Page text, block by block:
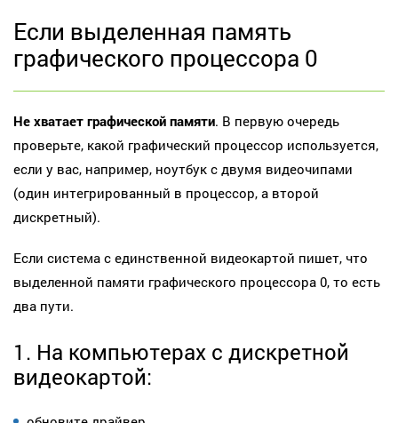
Если выделенная память
графического процессора 0
Не хватает графической памяти. В первую очередь
проверьте, какой графический процессор используется,
если у вас, например, ноутбук с двумя видеочипами
(один интегрированный в процессор, а второй
дискретный).
Если система с единственной видеокартой пишет, что
выделенной памяти графического процессора 0, то есть
два пути.
1. На компьютерах с дискретной
видеокартой: